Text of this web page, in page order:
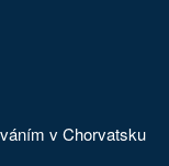
v Chorvatsku